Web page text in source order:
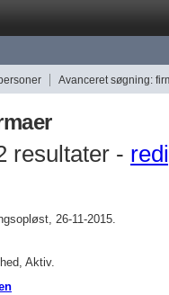
Avanceret søgning:
resultater -
26-11-2015.
Aktiv.